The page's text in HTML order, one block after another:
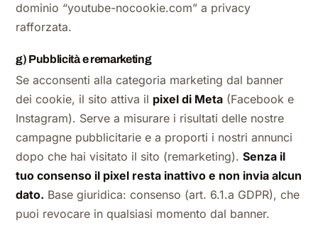
dominio “youtube-nocookie.com” a privacy
rafforzata.
g) Pubblicità e remarketing
Se acconsenti alla categoria marketing dal banner
dei cookie, il sito attiva il pixel di Meta (Facebook e
Instagram). Serve a misurare i risultati delle nostre
campagne pubblicitarie e a proporti i nostri annunci
dopo che hai visitato il sito (remarketing). Senza il
tuo consenso il pixel resta inattivo e non invia alcun
dato. Base giuridica: consenso (art. 6.1.a GDPR), che
puoi revocare in qualsiasi momento dal banner.